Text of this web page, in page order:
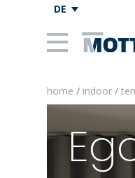
DE
home / indoor/